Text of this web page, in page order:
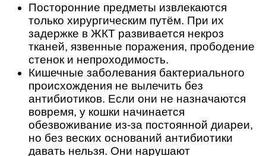
Посторонние предметы извлекаются
только хирургическим путём. При их
задержке в ЖКТ развивается некроз
тканей, язвенные поражения, прободение
стенок и непроходимость.
Кишечные заболевания бактериального
происхождения не вылечить без
антибиотиков. Если они не назначаются
вовремя, у кошки начинается
обезвоживание из-за постоянной диареи,
но без веских оснований антибиотики
давать нельзя. Они нарушают